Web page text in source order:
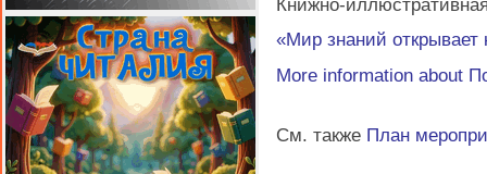
Книжно-
«Мир знаний открывает
More information about
См. также План